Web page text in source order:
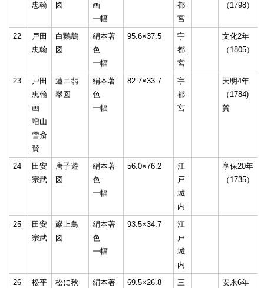
忠翰
図
画
一幅
都
宮
（1798）
22
戸田
忠翰
白鸚鵡
図
絹本著
色
一幅
95.6×37.5
宇
都
宮
文化2年
（1805）
23
戸田
忠翰
画
増山
雪斎
賛
蓮ニ翡
翠図
絹本著
色
一幅
82.7×33.7
宇
都
宮
天明4年
（1784)
賛
24
田安
宗武
唐子遊
図
絹本著
色
一幅
56.0×76.2
江
戸
城
内
享保20年
（1735）
25
田安
宗武
巖上鳥
図
絹本著
色
一幅
93.5×34.7
江
戸
城
内
26
松平
松に秋
絹本著
69.5×26.8
三
安永6年